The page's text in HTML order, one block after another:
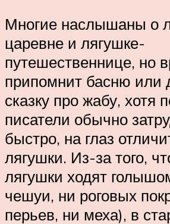
Многие наслышаны о
царевне и лягушке-
путешественнице, но
припомнит басню или
сказку про жабу, хотя
писатели обычно
быстро, на глаз
лягушки. Из-за того,
лягушки ходят
чешуи, ни роговых
перьев, ни меха), в